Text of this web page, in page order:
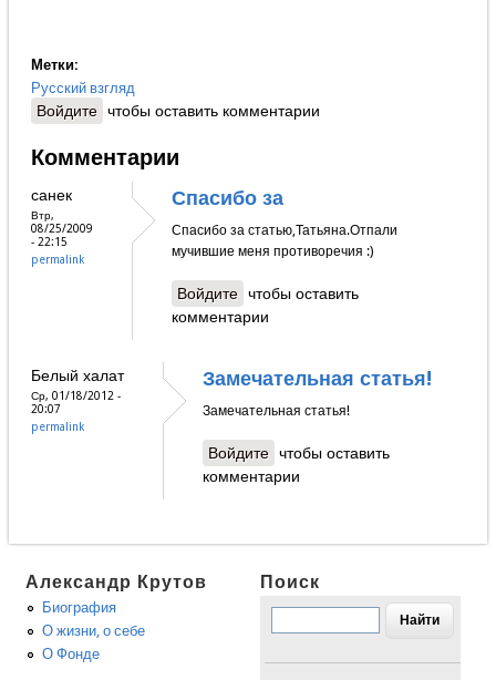
Метки:
Русский взгляд
Войдите чтобы оставить комментарии
Комментарии
санек
Втр,
08/25/2009
- 22:15
permalink
Спасибо за
Спасибо за статью,Татьяна.Отпали
мучившие меня противоречия :)
Войдите чтобы оставить
комментарии
Белый халат
Ср, 01/18/2012 -
20:07
permalink
Замечательная статья!
Замечательная статья!
Войдите чтобы оставить
комментарии
Александр Крутов
Биография
О жизни, о себе
О Фонде
Поиск